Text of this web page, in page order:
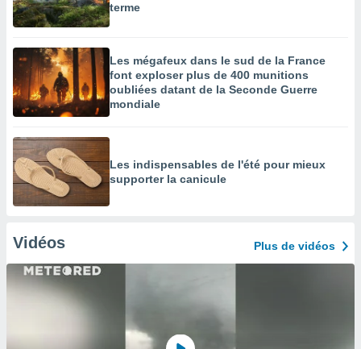
terme
Les mégafeux dans le sud de la France
font exploser plus de 400 munitions
oubliées datant de la Seconde Guerre
mondiale
Les indispensables de l'été pour mieux
supporter la canicule
Vidéos Plus de vidéos